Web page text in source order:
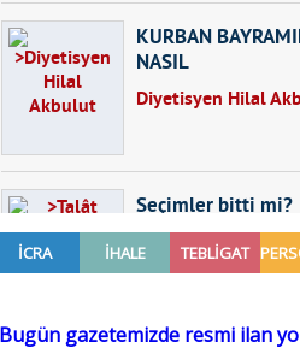
KURBAN
NASIL
BESLENMELİYİZ?
Diyetisyen Hilal
Seçimler bitti mi?
Talât Yörük